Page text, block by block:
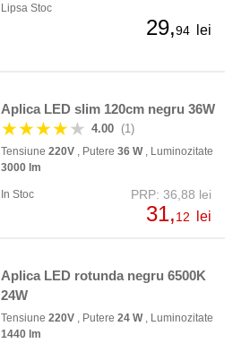
Lipsa Stoc
29,94 lei
Aplica LED slim 120cm negru 36W
★★★★★ 4.00 (1)
Tensiune 220V , Putere 36 W, Luminozitate
3000 lm
In Stoc PRP: 36,88 lei
31,12 lei
Aplica LED rotunda negru 6500K
24W
Tensiune 220V , Putere 24 W, Luminozitate
1440 lm